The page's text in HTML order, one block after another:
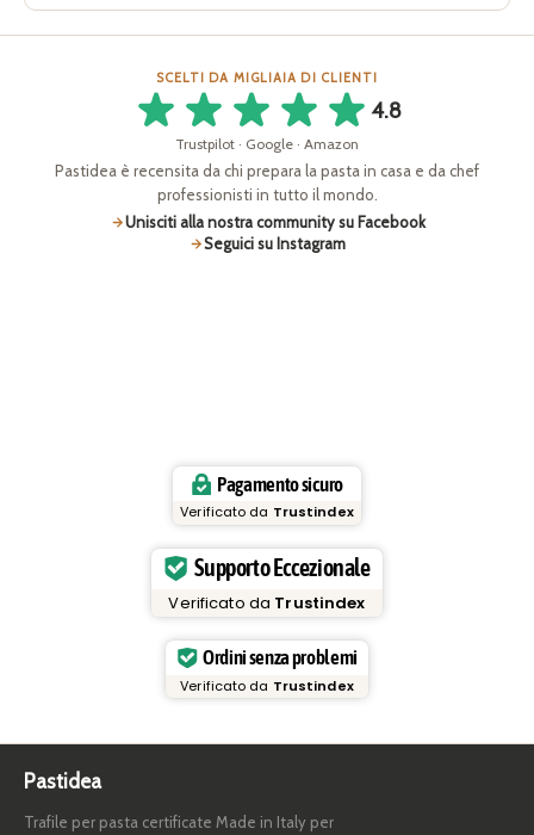
SCELTI DA MIGLIAIA DI CLIENTI
4.8
Trustpilot · Google · Amazon
Pastidea è recensita da chi prepara la pasta in casa e da chef
professionisti in tutto il mondo.
Unisciti alla nostra community su Facebook
Seguici su Instagram
Pagamento sicuro
Verificato da Trustindex
Supporto Eccezionale
Verificato da Trustindex
Ordini senza problemi
Verificato da Trustindex
Pastidea
Trafile per pasta certificate Made in Italy per